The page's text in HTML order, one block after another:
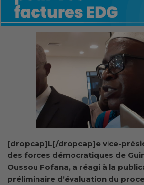
[dropcap]L[/dropcap]e vice-
des forces démocratiques de
Oussou Fofana, a réagi à la
préliminaire d’évaluation du